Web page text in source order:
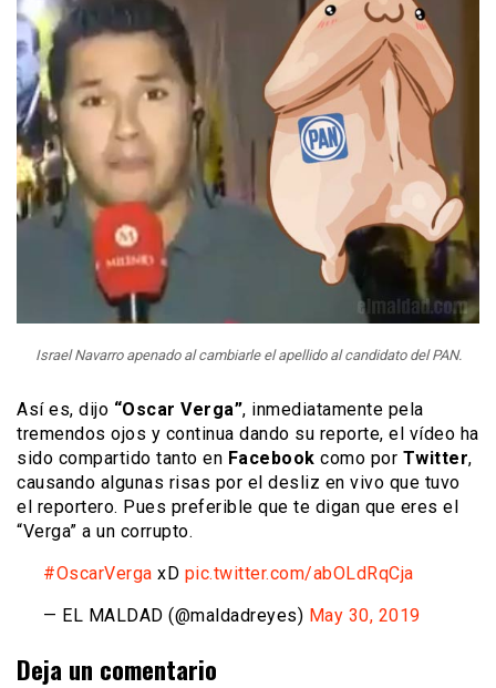
Israel Navarro apenado al cambiarle el apellido al candidato del PAN.
Así es, dijo “Oscar Verga”, inmediatamente pela
tremendos ojos y continua dando su reporte, el vídeo ha
sido compartido tanto en Facebook como por Twitter,
causando algunas risas por el desliz en vivo que tuvo
el reportero. Pues preferible que te digan que eres el
“Verga” a un corrupto.
#OscarVerga xD pic.twitter.com/abOLdRqCja
— EL MALDAD (@maldadreyes) May 30, 2019
Deja un comentario